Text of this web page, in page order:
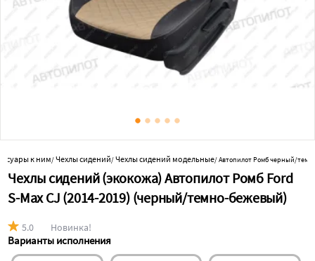
к ним/Чехлы сидений/Чехлы сидений модельные/Автопилот Ромб черный/
Чехлы сидений (экокожа) Автопилот Ромб Ford
S-Max CJ (2014-2019) (черный/темно-бежевый)
5.0 Новинка!
Варианты исполнения